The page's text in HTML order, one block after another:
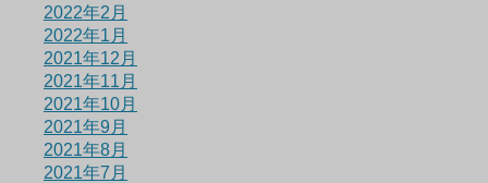
2022年2月
2022年1月
2021年12月
2021年11月
2021年10月
2021年9月
2021年8月
2021年7月